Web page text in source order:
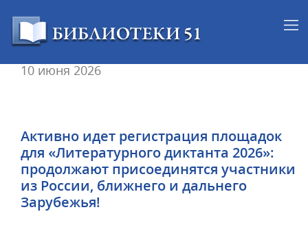
10 июня 2026
Активно идет регистрация площадок
для «Литературного диктанта 2026»:
продолжают присоединятся участники
из России, ближнего и дальнего
Зарубежья!